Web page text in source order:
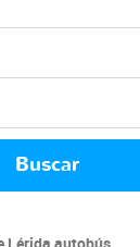
Buscar
Lérida autobús